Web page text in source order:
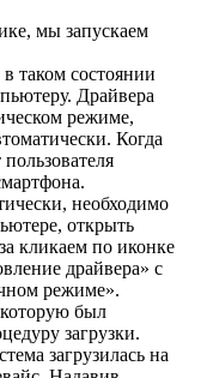
мы запускаем
таком состоянии
Драйвера
режиме,
Когда
необходимо
открыть
кликаем по иконке
драйвера» с
режиме».
был
загрузки.
загрузилась на